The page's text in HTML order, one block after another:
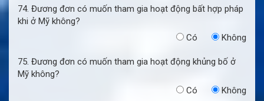
74. Đương đơn có muốn tham gia hoạt động bất hợp pháp
khi ở Mỹ không?
Có
Không
75. Đương đơn có muốn tham gia hoạt động khủng bố ở
Mỹ không?
Có
Không